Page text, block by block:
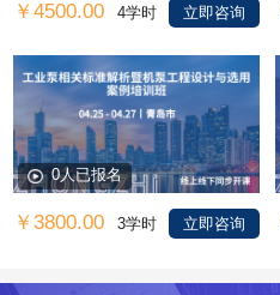
￥4500.00 4学时 立即咨询
0人已报名
￥3800.00 3学时 立即咨询